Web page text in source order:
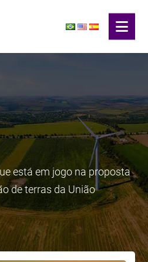
está em jogo na proposta
de terras da União